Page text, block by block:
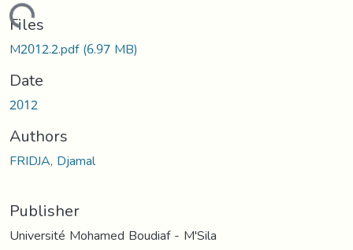
Files
M2012.2.pdf(6.97 MB)
Date
2012
Authors
FRIDJA, Djamal
Publisher
Université Mohamed Boudiaf - M'Sila